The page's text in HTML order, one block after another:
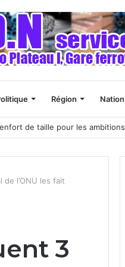
Région Nation
de taille pour les
l’ONU les fait
3